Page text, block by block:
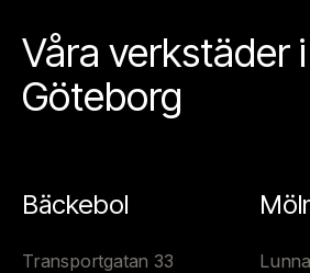
Våra verkstäder i
Göteborg
Bäckebol
Transportgatan 33